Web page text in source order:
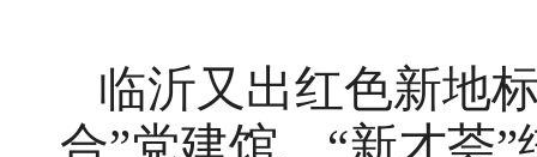
临沂又出红色新地